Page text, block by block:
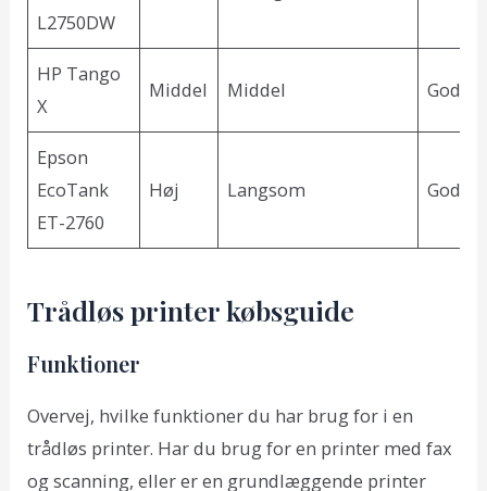
L2750DW
HP Tango
X
Middel Middel God
Epson
EcoTank
ET-2760
Høj Langsom God
Trådløs printer købsguide
Funktioner
Overvej, hvilke funktioner du har brug for i en
trådløs printer. Har du brug for en printer med fax
og scanning, eller er en grundlæggende printer